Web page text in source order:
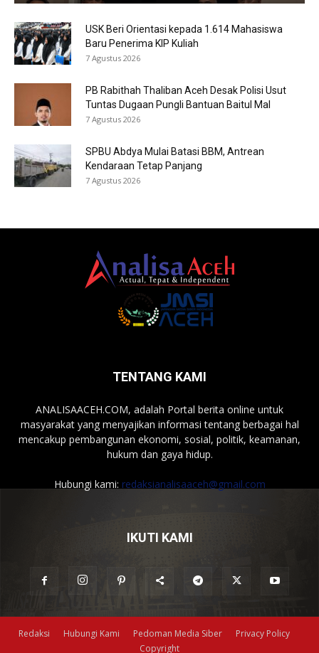
USK Beri Orientasi kepada 1.614 Mahasiswa
Baru Penerima KIP Kuliah
7 Agustus 2026
PB Rabithah Thaliban Aceh Desak Polisi Usut
Tuntas Dugaan Pungli Bantuan Baitul Mal
7 Agustus 2026
SPBU Abdya Mulai Batasi BBM, Antrean
Kendaraan Tetap Panjang
7 Agustus 2026
TENTANG KAMI
ANALISAACEH.COM, adalah Portal berita online untuk
masyarakat yang menyajikan informasi tentang berbagai hal
mencakup pembangunan ekonomi, sosial, politik, keamanan,
hukum dan gaya hidup.
Hubungi kami: redaksianalisaaceh@gmail.com
IKUTI KAMI
Redaksi Hubungi Kami Pedoman Media Siber
Privacy Policy
Copyright